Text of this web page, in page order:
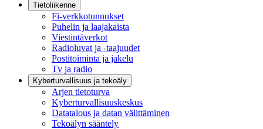
Tietoliikenne
Fi-verkkotunnukset
Puhelin ja laajakaista
Viestintäverkot
Radioluvat ja -taajuudet
Postitoiminta ja jakelu
Tv ja radio
Kyberturvallisuus ja tekoäly
Arjen tietoturva
Kyberturvallisuuskeskus
Datatalous ja datan välittäminen
Tekoälyn sääntely